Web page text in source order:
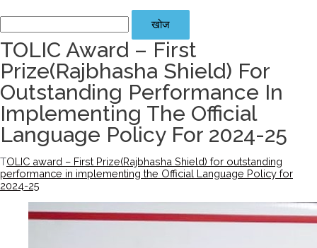
खोज
TOLIC Award – First
Prize(Rajbhasha Shield) For
Outstanding Performance In
Implementing The Official
Language Policy For 2024-25
TOLIC award – First Prize(Rajbhasha Shield) for outstanding
performance in implementing the Official Language Policy for
2024-25